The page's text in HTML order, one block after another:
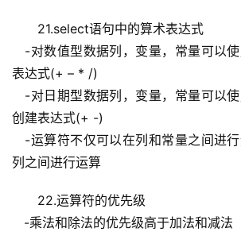
21.select语句中的算术表达式
-对数值型数据列，变量，常量可以
表达式(+ – * /)
-对日期型数据列，变量，常量可以
创建表达式(+ -)
-运算符不仅可以在列和常量之间进
列之间进行运算
22.运算符的优先级
-乘法和除法的优先级高于加法和减法